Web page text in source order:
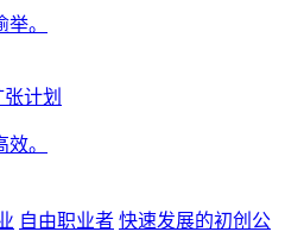
。
计划
。
自由职业者 快速发展的初创公